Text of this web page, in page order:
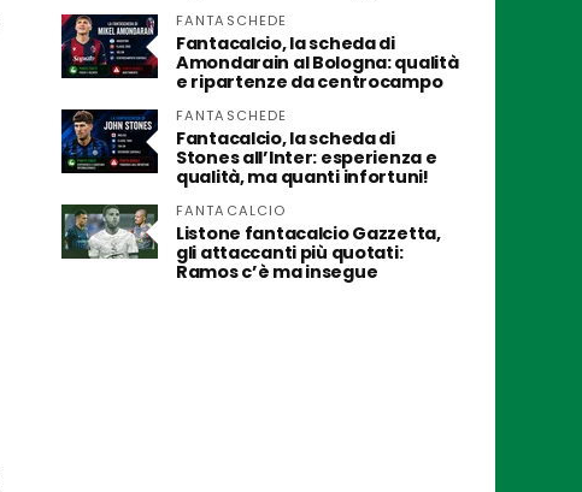
FANTASCHEDE
Fantacalcio, la scheda di
Amondarain al Bologna: qualità
e ripartenze da centrocampo
FANTASCHEDE
Fantacalcio, la scheda di
Stones all’Inter: esperienza e
qualità, ma quanti infortuni!
FANTACALCIO
Listone fantacalcio Gazzetta,
gli attaccanti più quotati:
Ramos c’è ma insegue